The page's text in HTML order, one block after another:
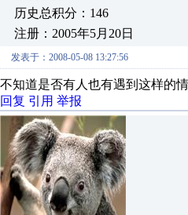
历史总积分：146
注册：2005年5月20日
发表于：2008-05-08 13:27:56
不知道是否有人也有遇到这样的
回复 引用 举报